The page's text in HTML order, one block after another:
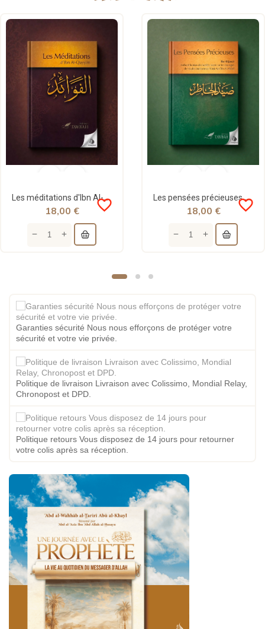
Les méditations d'Ibn Al-Qayyim (Al-Fawâ'id) - Tawbah
favorite_border
18,00 €
Les pensées précieuses - ibn al Jawzi - Tawbah
favorite_border
18,00 €
Garanties sécurité Nous nous efforçons de protéger votre
sécurité et votre vie privée.
Politique de livraison Livraison avec Colissimo, Mondial Relay,
Chronopost et DPD.
Politique retours Vous disposez de 14 jours pour retourner
votre colis après sa réception.